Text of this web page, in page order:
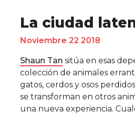
La ciudad
Noviembre 22 2018
Shaun Tan sitúa en esas
colección de animales
gatos, cerdos y osos
se transforman en otros
una nueva experiencia.